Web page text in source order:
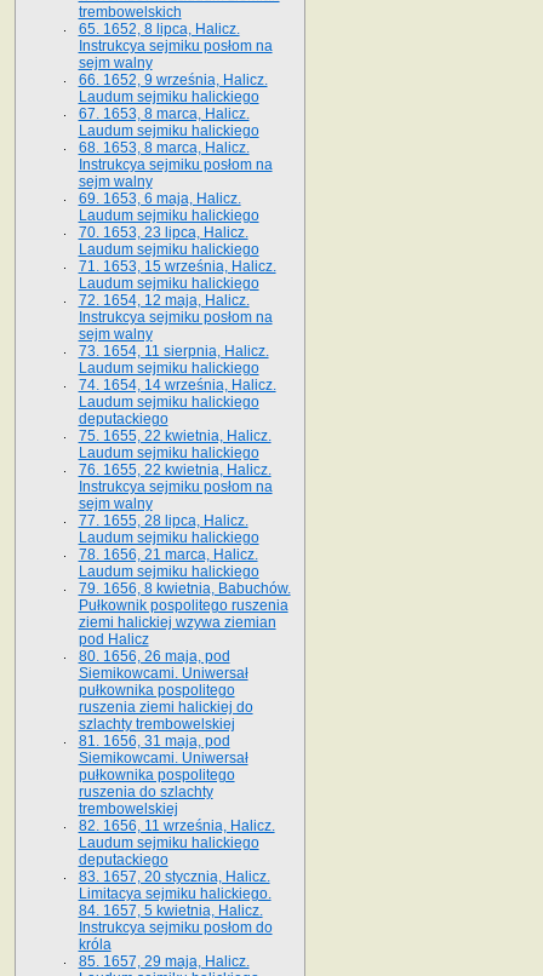
trembowelskich
65. 1652, 8 lipca, Halicz.
Instrukcya sejmiku posłom na
sejm walny
66. 1652, 9 września, Halicz.
Laudum sejmiku halickiego
67. 1653, 8 marca, Halicz.
Laudum sejmiku halickiego
68. 1653, 8 marca, Halicz.
Instrukcya sejmiku posłom na
sejm walny
69. 1653, 6 maja, Halicz.
Laudum sejmiku halickiego
70. 1653, 23 lipca, Halicz.
Laudum sejmiku halickiego
71. 1653, 15 września, Halicz.
Laudum sejmiku halickiego
72. 1654, 12 maja, Halicz.
Instrukcya sejmiku posłom na
sejm walny
73. 1654, 11 sierpnia, Halicz.
Laudum sejmiku halickiego
74. 1654, 14 września, Halicz.
Laudum sejmiku halickiego
deputackiego
75. 1655, 22 kwietnia, Halicz.
Laudum sejmiku halickiego
76. 1655, 22 kwietnia, Halicz.
Instrukcya sejmiku posłom na
sejm walny
77. 1655, 28 lipca, Halicz.
Laudum sejmiku halickiego
78. 1656, 21 marca, Halicz.
Laudum sejmiku halickiego
79. 1656, 8 kwietnia, Babuchów.
Pułkownik pospolitego ruszenia
ziemi halickiej wzywa ziemian
pod Halicz
80. 1656, 26 maja, pod
Siemikowcami. Uniwersał
pułkownika pospolitego
ruszenia ziemi halickiej do
szlachty trembowelskiej
81. 1656, 31 maja, pod
Siemikowcami. Uniwersał
pułkownika pospolitego
ruszenia do szlachty
trembowelskiej
82. 1656, 11 września, Halicz.
Laudum sejmiku halickiego
deputackiego
83. 1657, 20 stycznia, Halicz.
Limitacya sejmiku halickiego.
84. 1657, 5 kwietnia, Halicz.
Instrukcya sejmiku posłom do
króla
85. 1657, 29 maja, Halicz.